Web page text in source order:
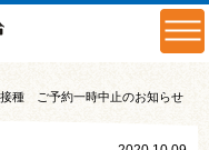
種 ご予約一時中止のお知らせ